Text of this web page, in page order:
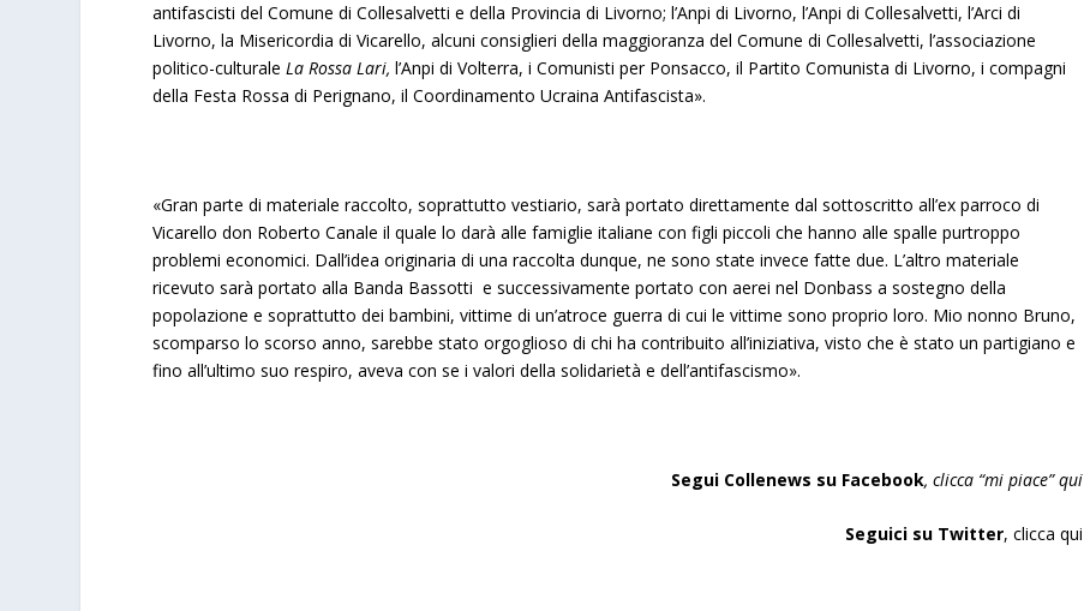
antifascisti del Comune di Collesalvetti e della Provincia di Livorno; l’Anpi di Livorno, l’Anpi di Collesalvetti, l’Arci di
Livorno, la Misericordia di Vicarello, alcuni consiglieri della maggioranza del Comune di Collesalvetti, l’associazione
politico-culturaleLa Rossa Lari, l’Anpi di Volterra, i Comunisti per Ponsacco, il Partito Comunista di Livorno, i compagni
della Festa Rossa di Perignano, il Coordinamento Ucraina Antifascista».
«Gran parte di materiale raccolto, soprattutto vestiario, sarà portato direttamente dal sottoscritto all’ex parroco di
Vicarello don Roberto Canale il quale lo darà alle famiglie italiane con figli piccoli che hanno alle spalle purtroppo
problemi economici. Dall’idea originaria di una raccolta dunque, ne sono state invece fatte due. L’altro materiale
ricevuto sarà portato alla Banda Bassotti e successivamente portato con aerei nel Donbass a sostegno della
popolazione e soprattutto dei bambini, vittime di un’atroce guerra di cui le vittime sono proprio loro. Mio nonno Bruno,
scomparso lo scorso anno, sarebbe stato orgoglioso di chi ha contribuito all’iniziativa, visto che è stato un partigiano e
fino all’ultimo suo respiro, aveva con se i valori della solidarietà e dell’antifascismo».
Segui Collenews su Facebook, clicca “mi piace”qui
Seguici su Twitter,clicca qui